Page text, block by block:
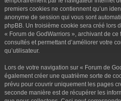
premiers cookies ne contiennent qu’un
anonyme de session qui vous sont
phpBB. Un troisième cookie sera créé lors
« Forum de GodWarriors », archivant de
consultés et permettant d’améliorer votre
qu’utilisateur.
Lors de votre navigation sur « Forum de
également créer une quatrième sorte de
prévu pour couvrir uniquement les pages
seconde manière est de récupérer les